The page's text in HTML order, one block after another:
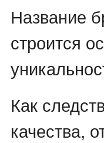
Название
строится
Как
качества,